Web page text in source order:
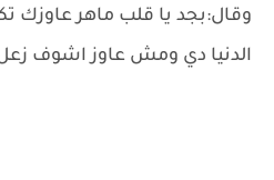
وقال:بجد يا قلب ماهر عاوزك
الدنيا دي ومش عاوز اشوف زعل